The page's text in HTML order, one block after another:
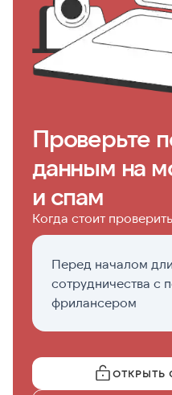
Проверьте
данным на
и спам
Когда стоит
Перед началом
сотрудничества с
фрилансером
ОТКРЫТЬ